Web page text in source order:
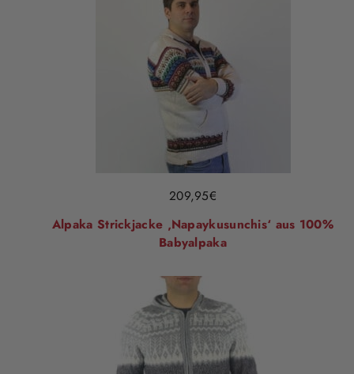
209,95€
Alpaka Strickjacke ‚Napaykusunchis‘ aus 100%
Babyalpaka